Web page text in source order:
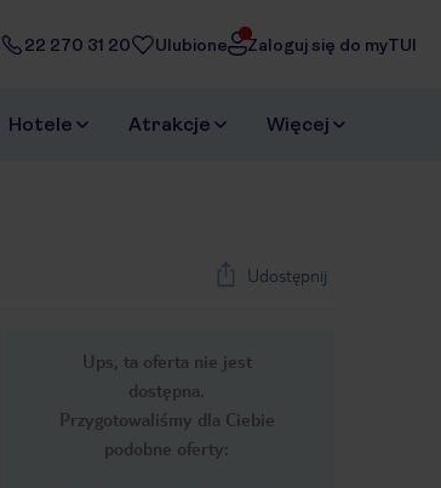
22 270 31 20 Ulubione Zaloguj się do myTUI
Hotele Atrakcje Więcej
Udostępnij
Ups, ta oferta nie jest
dostępna.
Przygotowaliśmy dla Ciebie
podobne oferty: